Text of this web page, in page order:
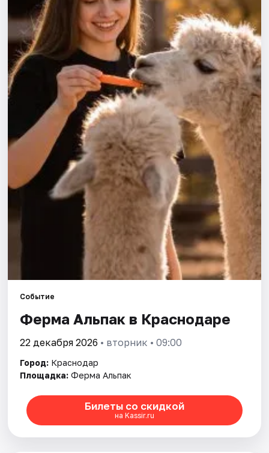
Спорт
События
Города
Площадки
Артисты
Рейтинги
Событие
Ферма Альпак в Краснодаре
22 декабря 2026 • вторник • 09:00
Город: Краснодар
Площадка: Ферма Альпак
Билеты со скидкой
на Kassir.ru